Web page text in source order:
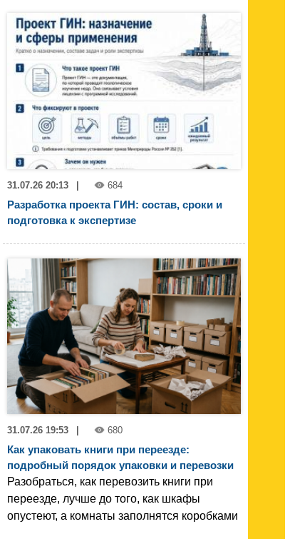
31.07.26 20:13 | 684
Разработка проекта ГИН: состав, сроки и
подготовка к экспертизе
31.07.26 19:53 680
Как упаковать книги при переезде:
подробный порядок упаковки и перевозки
Разобраться, как перевозить книги при
переезде, лучше до того, как шкафы
опустеют, а комнаты заполнятся коробками